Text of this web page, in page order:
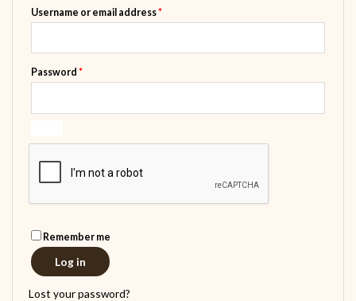
Username or email address*Required
Password *Required
Remember me
Log in
Lost your password?